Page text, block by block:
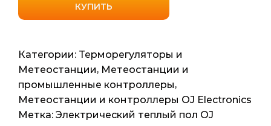
Датчик
температуры
144/99А
OJ
Electronics
КУПИТЬ
Категории: Терморегуляторы и
Метеостанции, Метеостанции и
промышленные контроллеры,
Метеостанции и контроллеры OJ Electronics
Метка: Электрический теплый пол OJ